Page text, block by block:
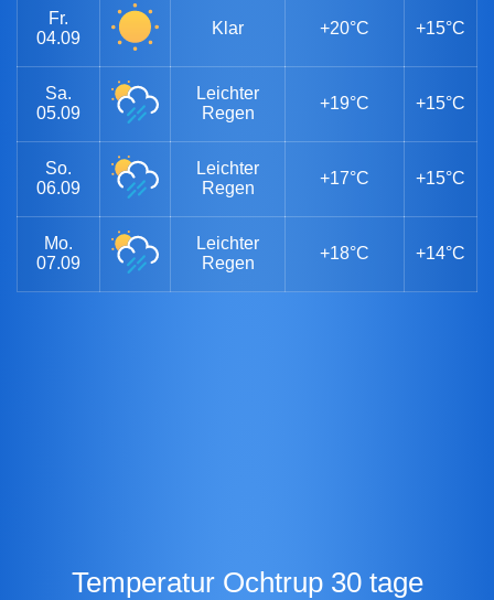
Fr.
04.09
Klar +20°C +15°C
Sa.
05.09
Leichter
Regen
+19°C +15°C
So.
06.09
Leichter
Regen
+17°C +15°C
Mo.
07.09
Leichter
Regen
+18°C +14°C
Temperatur Ochtrup 30 tage